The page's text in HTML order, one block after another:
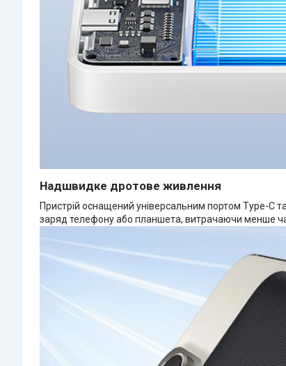
Надшвидке дротове живлення
Пристрій оснащений універсальним портом Type-C
заряд телефону або планшета, витрачаючи менше